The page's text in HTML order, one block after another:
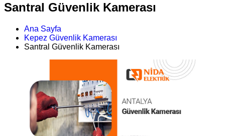
Santral Güvenlik Kamerası
Ana Sayfa
Kepez Güvenlik Kamerası
Santral Güvenlik Kamerası